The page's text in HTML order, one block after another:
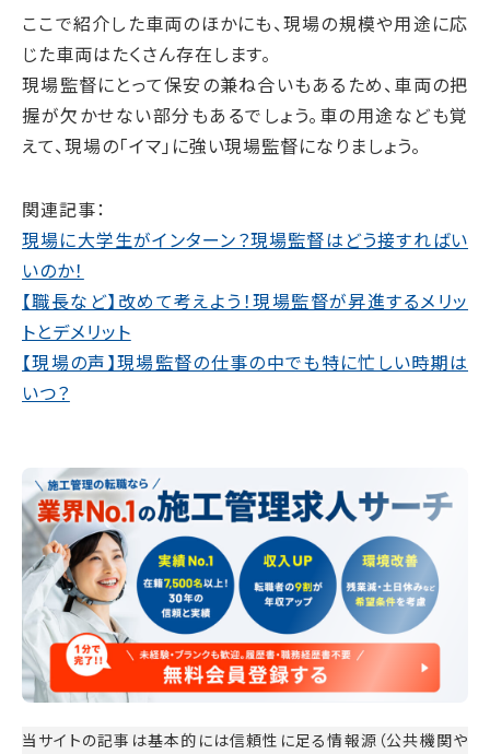
ここで紹介した車両のほかにも、現場の規模や用途に応
じた車両はたくさん存在します。
現場監督にとって保安の兼ね合いもあるため、車両の把
握が欠かせない部分もあるでしょう。車の用途なども覚
えて、現場の「イマ」に強い現場監督になりましょう。
関連記事：
現場に大学生がインターン？現場監督はどう接すればい
いのか！
【職長など】改めて考えよう！現場監督が昇進するメリッ
トとデメリット
【現場の声】現場監督の仕事の中でも特に忙しい時期は
いつ？
当サイトの記事は基本的には信頼性に足る情報源（公共機関や